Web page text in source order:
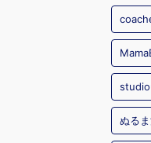
ぬる